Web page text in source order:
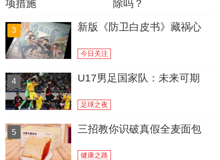
项措施
除吗？
3 新版《防卫白皮书》藏祸心
今日关注
4 U17男足国家队：未来可期
足球之夜
5 三招教你识破真假全麦面包
健康之路